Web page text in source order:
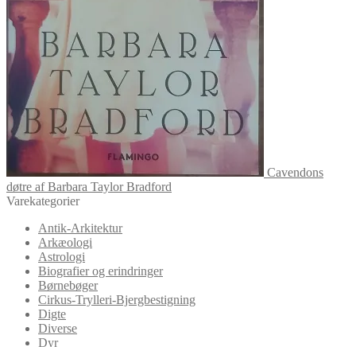
Cavendons
døtre af Barbara Taylor Bradford
Varekategorier
Antik-Arkitektur
Arkæologi
Astrologi
Biografier og erindringer
Børnebøger
Cirkus-Trylleri-Bjergbestigning
Digte
Diverse
Dyr